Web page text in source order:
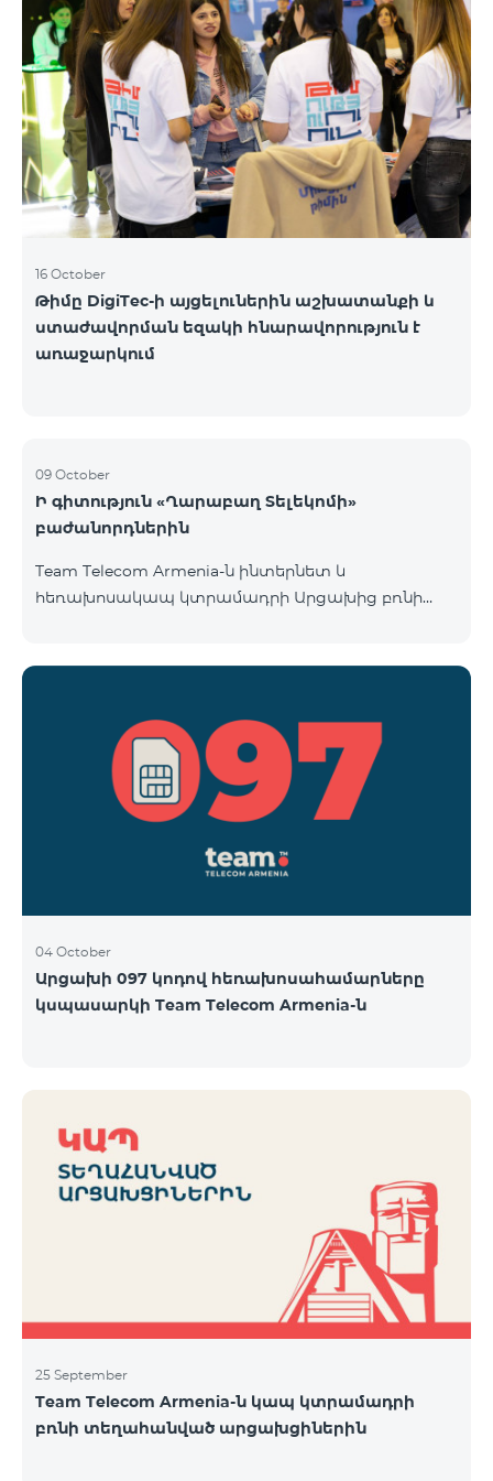
16 October
Թիմը DigiTec-ի այցելուներին աշխատանքի և
ստաժավորման եզակի հնարավորություն է
առաջարկում
09 October
Ի գիտություն «Ղարաբաղ Տելեկոմի»
բաժանորդներին
Team Telecom Armenia-ն ինտերնետ և
հեռախոսակապ կտրամադրի Արցախից բռնի
համարվելու են «Բի ֆրի 097» սակագնային
փաթեթի բաժանորդ՝ համաձայնվելով
www.telecomarmenia.am կայքում զետեղված դրա
պայմաններին և հրապարակային օֆերտային։
բաժանորդները կօգտվեն «Բի ֆրի 097» հատո
04 October
Արցախի 097 կոդով հեռախոսահամարները
կսպասարկի Team Telecom Armenia-ն
25 September
Team Telecom Armenia-ն կապ կտրամադրի
բռնի տեղահանված արցախցիներին